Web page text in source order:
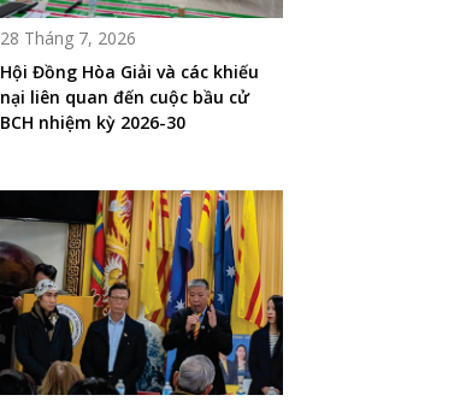
28 Tháng 7, 2026
Hội Đồng Hòa Giải và các khiếu
nại liên quan đến cuộc bầu cử
BCH nhiệm kỳ 2026-30